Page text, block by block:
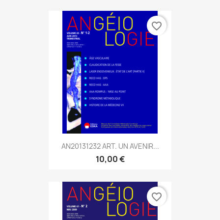
AN20131232 ART. UN AVENIR...
10,00 €
favorite_border
favorite_border